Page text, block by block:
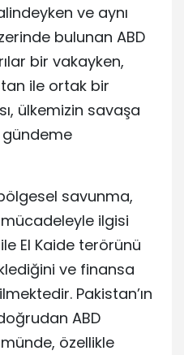
ve aynı
bulunan ABD
bir vakayken,
ile ortak bir
ülkemizin savaşa
gündeme
savunma,
ilgisi
El Kaide terörünü
ve finansa
Pakistan’ın
ABD
özellikle